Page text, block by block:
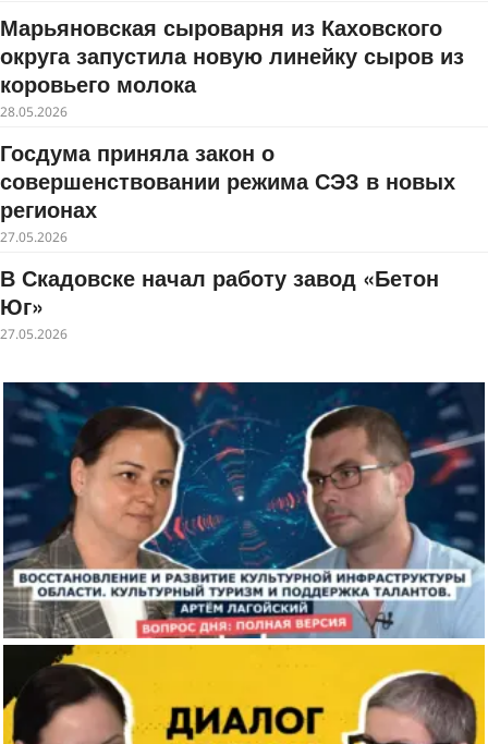
Марьяновская сыроварня из Каховского
округа запустила новую линейку сыров из
коровьего молока
28.05.2026
Госдума приняла закон о
совершенствовании режима СЭЗ в новых
регионах
27.05.2026
В Скадовске начал работу завод «Бетон
Юг»
27.05.2026